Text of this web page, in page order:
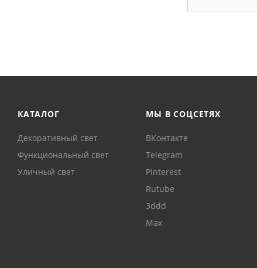
КАТАЛОГ
Декоративный свет
Функциональный свет
Уличный свет
МЫ В СОЦСЕТЯХ
ВКонтакте
Telegram
Pinterest
Rutube
3ddd
Max